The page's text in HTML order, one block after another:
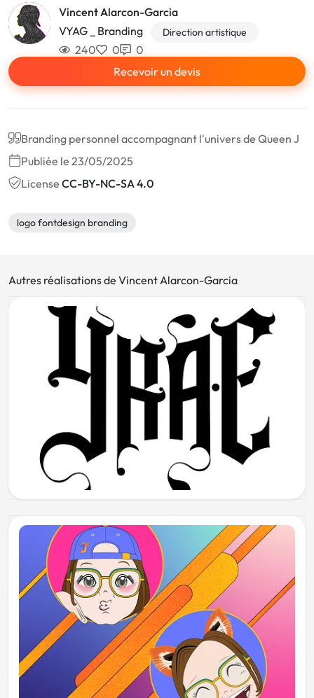
Vincent Alarcon-Garcia
VYAG _ Branding
Direction artistique
240 0
0
Recevoir un devis
Branding personnel accompagnant l'univers de Queen J
Publiée le 23/05/2025
License CC-BY-NC-SA 4.0
logo fontdesign branding
Autres réalisations de Vincent Alarcon-Garcia